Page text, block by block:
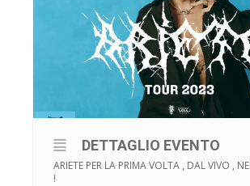
DETTAGLIO EVENTO
ARIETE PER LA PRIMA VOLTA , DAL VIVO ,
!